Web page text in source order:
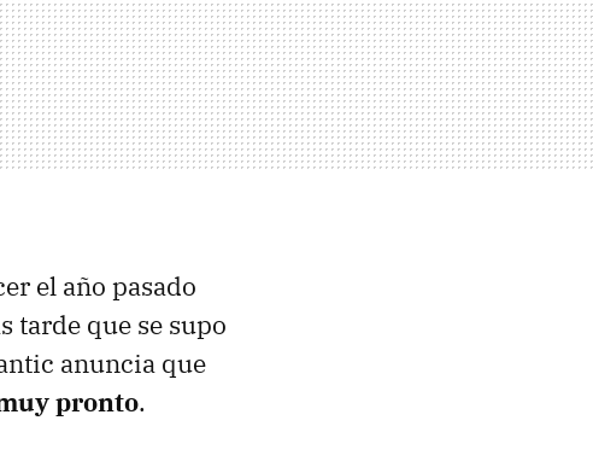
el año pasado
tarde que se supo
anuncia que
pronto.